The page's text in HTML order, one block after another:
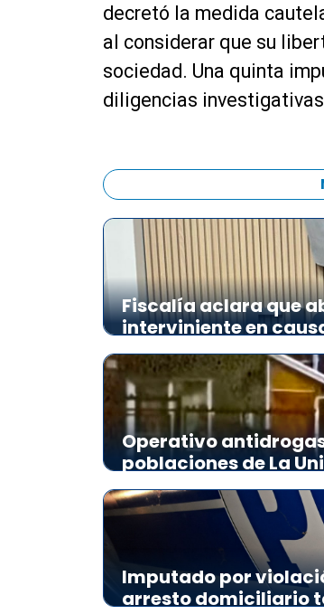
decretó la medida
al considerar que su
sociedad. Una quinta
diligencias
Fiscalía aclara que
interviniente en
Operativo
poblaciones de La
Imputado por
arresto domiciliario